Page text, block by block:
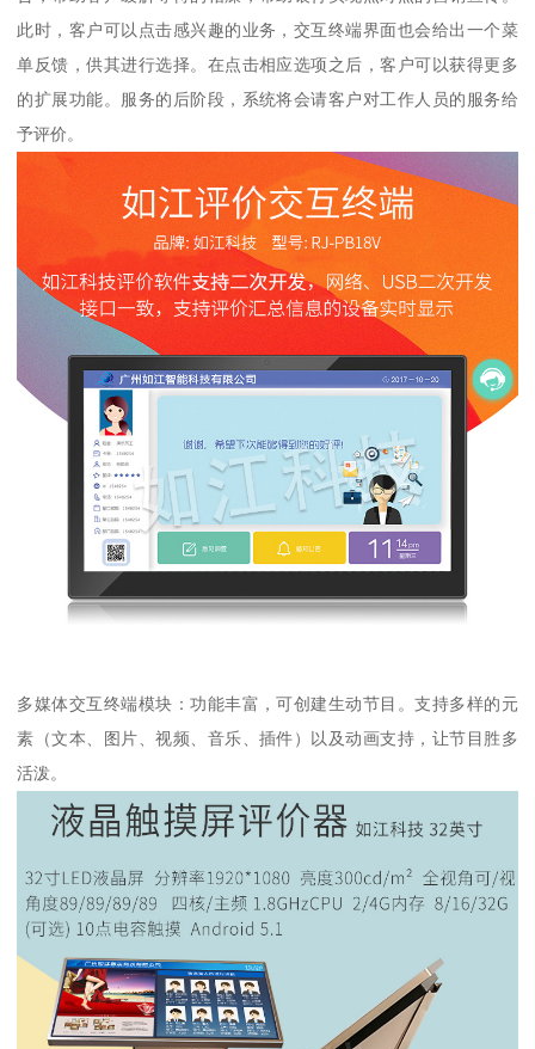
此时，客户可以点击感兴趣的业务，交互终端界面也会给出一个菜
单反馈，供其进行选择。在点击相应选项之后，客户可以获得更多
的扩展功能。服务的后阶段，系统将会请客户对工作人员的服务给
予评价。
多媒体交互终端模块：功能丰富，可创建生动节目。支持多样的元
素（文本、图片、视频、音乐、插件）以及动画支持，让节目胜多
活泼。